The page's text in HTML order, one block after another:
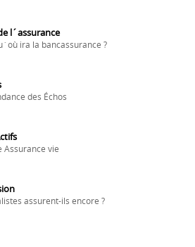
l´assurance
ira la bancassurance ?
des Échos
Assurance vie
assurent-ils encore ?